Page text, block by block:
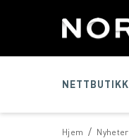
NETTBUTIKK
/
Hjem Nyheter